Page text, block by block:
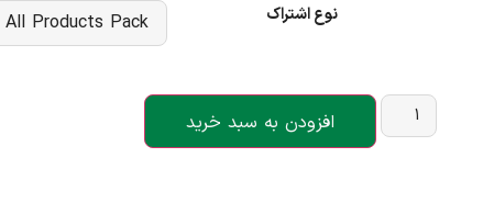
نوع اشتراک
افزودن به سبد خرید